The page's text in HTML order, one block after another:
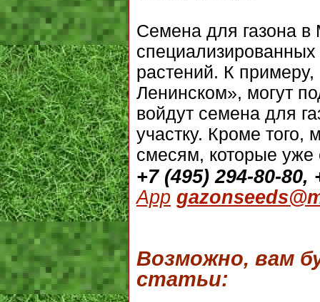
Семена для газона в
растений. К
Ленинском», могут
войдут семена для
участку. Кроме того,
смесям, которые уже
+7 (495) 294-80-80,
App
Возможно, вам
статьи: